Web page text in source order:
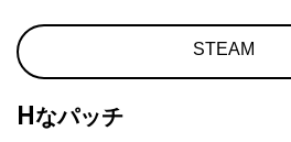
STEAM
Hなパッチ